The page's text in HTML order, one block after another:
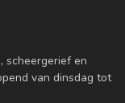
scheergerief en
van dinsdag tot